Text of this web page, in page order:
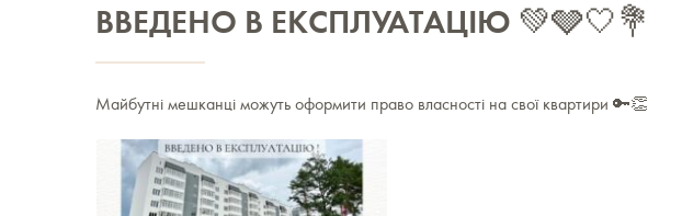
ВВЕДЕНО В ЕКСПЛУАТАЦІЮ 💚🩶🤍💐
Майбутні мешканці можуть оформити право власності на свої квартири 🔑👏